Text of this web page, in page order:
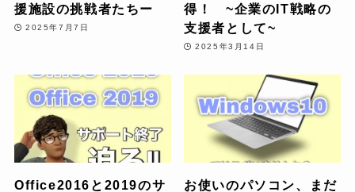
援施設の挑戦者たちー
2025年7月7日
得！ ~企業のIT戦略の
支援者として~
2025年3月14日
Office2016と2019のサ
お使いのパソコン、まだ